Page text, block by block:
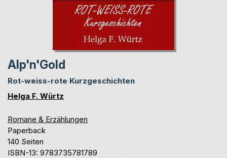
Alp'n'Gold
Rot-weiss-rote Kurzgeschichten
Helga F. Würtz
Romane & Erzählungen
Paperback
140 Seiten
ISBN-13: 9783735781789